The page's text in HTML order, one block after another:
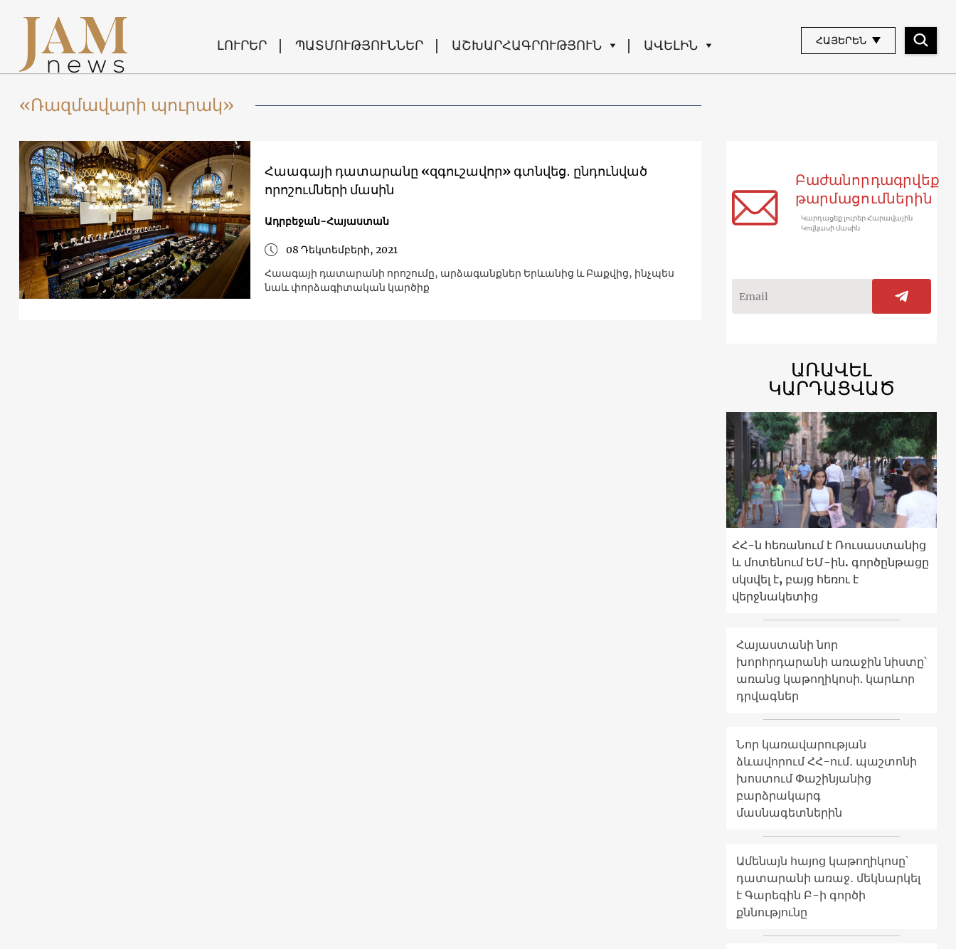
ԼՈՒՐԵՐ ՊԱՏՄՈՒԹՅՈՒՆՆԵՐ ԱՇԽԱՐՀԱԳՐՈՒԹՅՈՒՆ ԱՎԵԼԻՆ ՀԱՅԵՐԵՆ
«Ռազմավարի պուրակ»
Հաագայի դատարանը «զգուշավոր» գտնվեց․ ընդունված
որոշումների մասին
Ադրբեջան-Հայաստան
08 Դեկտեմբերի, 2021
Հաագայի դատարանի որոշումը, արձագանքներ Երևանից և Բաքվից, ինչպես
նաև փորձագիտական կարծիք
Բաժանորդագրվեք
թարմացումներին
Կարդացեք լուրեր Հարավային
Կովկասի մասին
ԱՌԱՎԵԼ
ԿԱՐԴԱՑՎԱԾ
ՀՀ-ն հեռանում է Ռուսաստանից
և մոտենում ԵՄ-ին. գործընթացը
սկսվել է, բայց հեռու է
վերջնակետից
Հայաստանի նոր
խորհրդարանի առաջին նիստը՝
առանց կաթողիկոսի. կարևոր
դրվագներ
Նոր կառավարության
ձևավորում ՀՀ-ում․ պաշտոնի
խոստում Փաշինյանից
բարձրակարգ
մասնագետներին
Ամենայն հայոց կաթողիկոսը՝
դատարանի առաջ․ մեկնարկել
է Գարեգին Բ-ի գործի
քննությունը